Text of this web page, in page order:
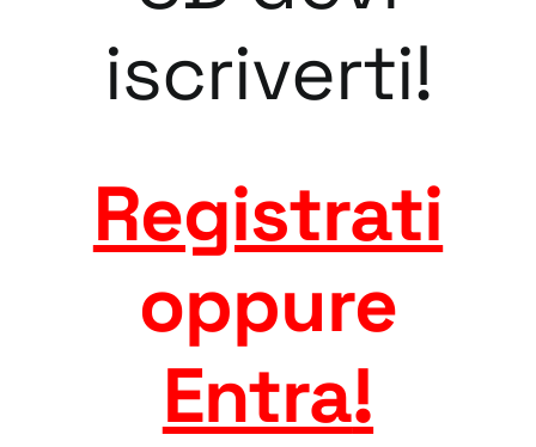
iscriverti!
Registrati
oppure
Entra!